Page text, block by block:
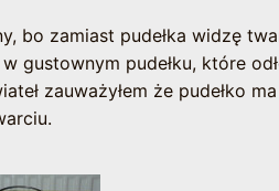
bo zamiast pudełka widzę
gustownym pudełku, które
zauważyłem że pudełko